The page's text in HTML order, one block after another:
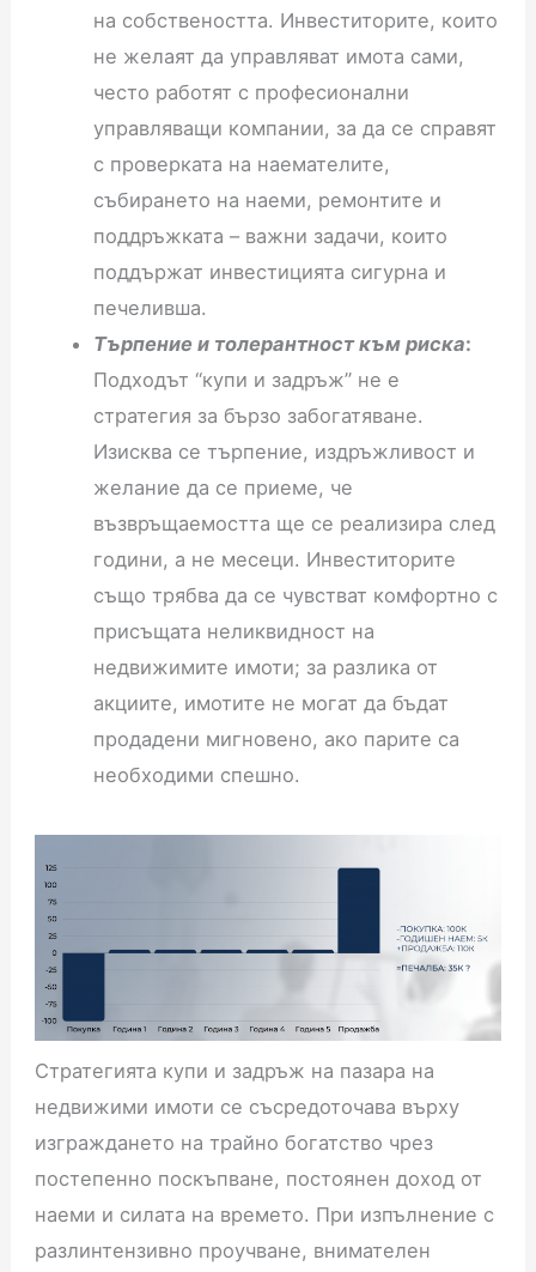
на собствеността. Инвеститорите, които
не желаят да управляват имота сами,
често работят с професионални
управляващи компании, за да се справят
с проверката на наемателите,
събирането на наеми, ремонтите и
поддръжката – важни задачи, които
поддържат инвестицията сигурна и
печеливша.
Търпение и толерантност към риска:
Подходът “купи и задръж” не е
стратегия за бързо забогатяване.
Изисква се търпение, издръжливост и
желание да се приеме, че
възвръщаемостта ще се реализира след
години, а не месеци. Инвеститорите
също трябва да се чувстват комфортно с
присъщата неликвидност на
недвижимите имоти; за разлика от
акциите, имотите не могат да бъдат
продадени мигновено, ако парите са
необходими спешно.
Стратегията купи и задръж на пазара на
недвижими имоти се съсредоточава върху
изграждането на трайно богатство чрез
постепенно поскъпване, постоянен доход от
наеми и силата на времето. При изпълнение с
разлинтензивно проучване, внимателен